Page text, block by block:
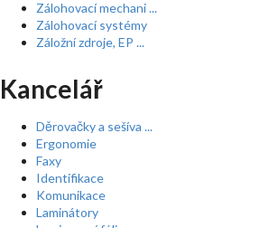
Zálohovací mechani ...
Zálohovací systémy
Záložní zdroje, EP ...
Kancelář
Děrovačky a sešíva ...
Ergonomie
Faxy
Identifikace
Komunikace
Laminátory